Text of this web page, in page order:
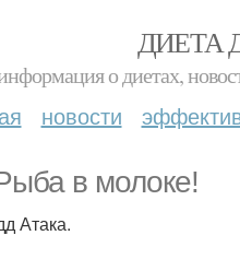
ДИЕТА
о диетах,
новости
в молоке!
Атака.